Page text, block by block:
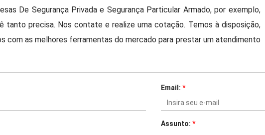
De Segurança Privada e Segurança Particular Armado, por exemplo,
tanto precisa. Nos contate e realize uma cotação. Temos à disposição,
com as melhores ferramentas do mercado para prestar um atendimento
Email: *
Assunto: *